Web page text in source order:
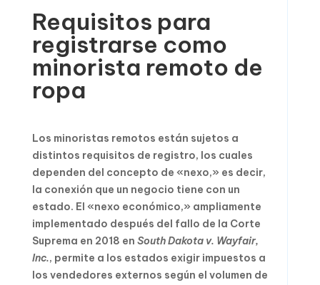
Requisitos para
registrarse como
minorista remoto de
ropa
Los minoristas remotos están sujetos a
distintos requisitos de registro, los cuales
dependen del concepto de «nexo,» es decir,
la conexión que un negocio tiene con un
estado. El «nexo económico,» ampliamente
implementado después del fallo de la Corte
Suprema en 2018 en South Dakota v. Wayfair,
Inc., permite a los estados exigir impuestos a
los vendedores externos según el volumen de